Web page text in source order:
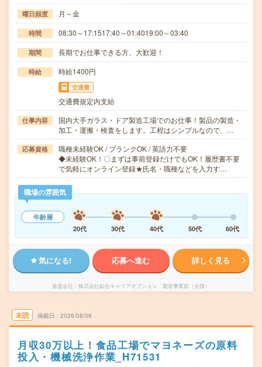
曜日頻度 月～金
時間 08:30～17:1517:40～01:4019:00～03:40
期間 長期でお仕事できる方、大歓迎！
時給 時給1400円
交通費
交通費規定内支給
仕事内容
国内大手ガラス・ドア製造工場でのお仕事！製品の製造・
加工・運搬・検査をします。工程はシンプルなので、…
応募資格
職種未経験OK / ブランクOK / 英語力不要
◆未経験OK！〇まずは事前登録だけでもOK！履歴書不要
で気軽にオンライン登録★氏名・職種などを入力す…
職場の雰囲気
年齢層
20代
30代 40代 50代 60代
気になる! 応募へ進む 詳しく見る
派遣会社 株式会社綜合キャリアオプション 製造事業部（全国）
未読 掲載日 2026/08/06
月収30万以上！食品工場でマヨネーズの原料
投入・機械洗浄作業_H71531